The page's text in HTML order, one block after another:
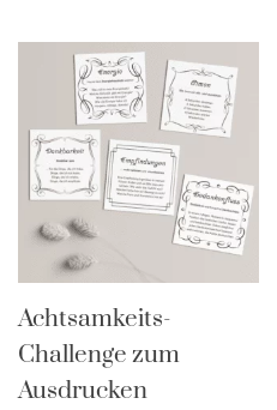
Achtsamkeits-
Challenge zum
Ausdrucken